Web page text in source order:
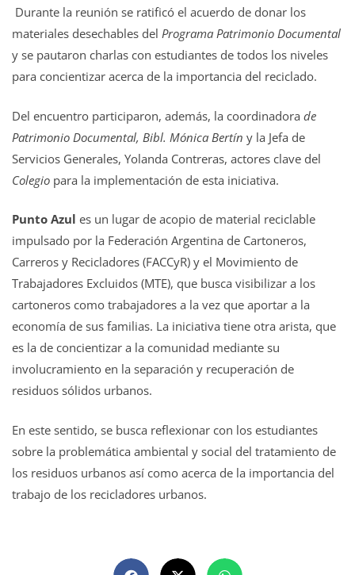
Durante la reunión se ratificó el acuerdo de donar los
materiales desechables del Programa Patrimonio Documental
y se pautaron charlas con estudiantes de todos los niveles
para concientizar acerca de la importancia del reciclado.
Del encuentro participaron, además, la coordinadora de
Patrimonio Documental, Bibl. Mónica Bertín y la Jefa de
Servicios Generales, Yolanda Contreras, actores clave del
Colegio para la implementación de esta iniciativa.
Punto Azul es un lugar de acopio de material reciclable
impulsado por la Federación Argentina de Cartoneros,
Carreros y Recicladores (FACCyR) y el Movimiento de
Trabajadores Excluidos (MTE), que busca visibilizar a los
cartoneros como trabajadores a la vez que aportar a la
economía de sus familias. La iniciativa tiene otra arista, que
es la de concientizar a la comunidad mediante su
involucramiento en la separación y recuperación de
residuos sólidos urbanos.
En este sentido, se busca reflexionar con los estudiantes
sobre la problemática ambiental y social del tratamiento de
los residuos urbanos así como acerca de la importancia del
trabajo de los recicladores urbanos.